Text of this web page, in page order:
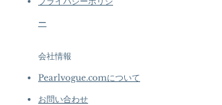
ー
会社情報
Pearlvogue.comについて
お問い合わせ